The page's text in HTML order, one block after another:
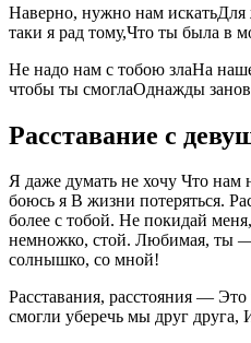
Наверно, нужно нам
таки я рад тому,Что ты была в
Не надо нам с тобою злаНа
чтобы ты смоглаОднажды
Расставание с
Я даже думать не хочу Что нам
боюсь я В жизни потеряться.
более с тобой. Не покидай
немножко, стой. Любимая, ты
солнышко, со мной!
Расставания, расстояния —
смогли уберечь мы друг друга,